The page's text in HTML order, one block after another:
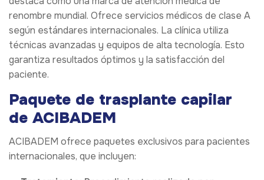
renombre mundial. Ofrece servicios médicos de clase A
según estándares internacionales. La clínica utiliza
técnicas avanzadas y equipos de alta tecnología. Esto
garantiza resultados óptimos y la satisfacción del
paciente.
Paquete de trasplante capilar
de ACIBADEM
ACIBADEM ofrece paquetes exclusivos para pacientes
internacionales, que incluyen: